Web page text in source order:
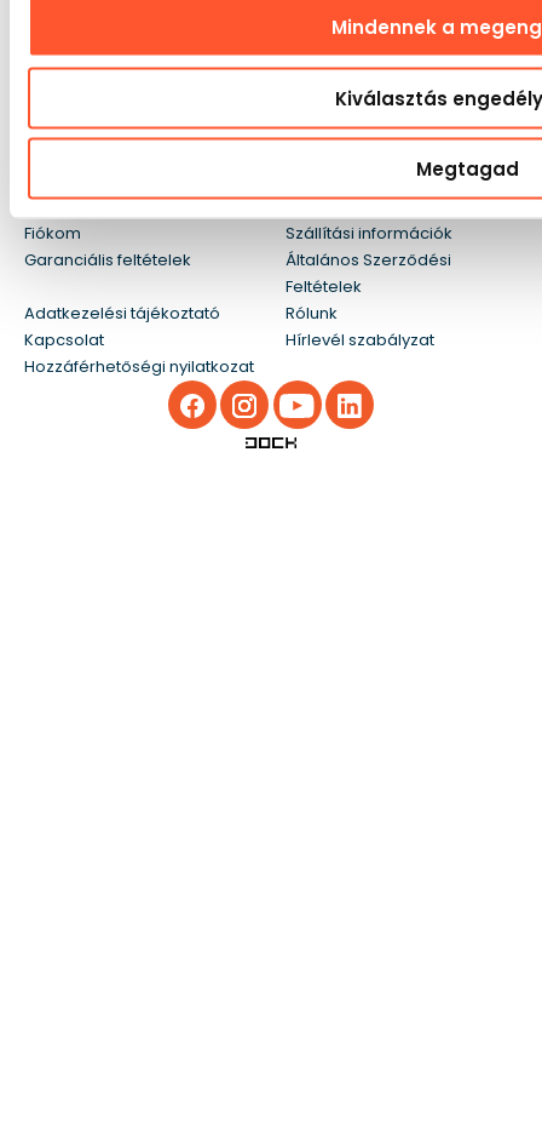
Mindennek a
Kiválasztás
Megtagad
NIP: PL8992819315
Lengyelország
Ügyfélszolgálat
+36 20 526 3363
WhatsApp
Fiókom
Szállítási információk
Garanciális feltételek
Általános Szerződési
Feltételek
Adatkezelési tájékoztató
Rólunk
Kapcsolat
Hírlevél szabályzat
Hozzáférhetőségi nyilatkozat